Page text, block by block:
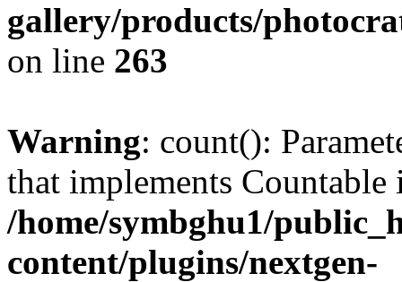
gallery/products/
on line 263
Warning: count():
that implements Countable
/home/symbghu1/
content/plugins/nextgen-